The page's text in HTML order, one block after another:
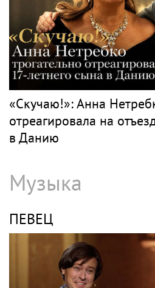
«Скучаю!»: Анна
отреагировала на
в Данию
Музыка
ПЕВЕЦ